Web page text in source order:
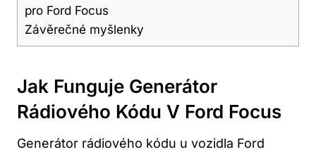
pro Ford Focus
Závěrečné myšlenky
Jak ⁤funguje Generátor
⁣rádiového Kódu V ​Ford Focus
Generátor rádiového kódu u vozidla Ford‍